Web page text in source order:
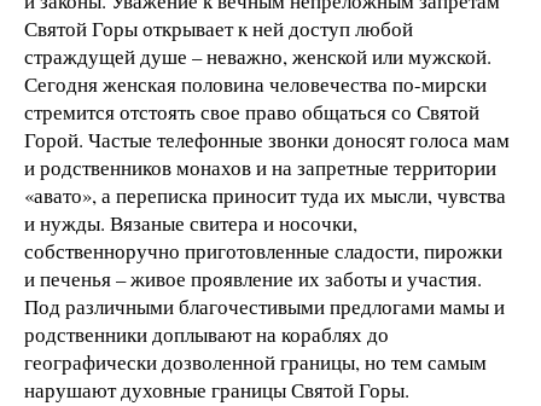
Святой Горы открывает к ней доступ любой
страждущей душе – неважно, женской или мужской.
Сегодня женская половина человечества по-мирски
стремится отстоять свое право общаться со Святой
Горой. Частые телефонные звонки доносят голоса мам
и родственников монахов и на запретные территории
«авато», а переписка приносит туда их мысли, чувства
и нужды. Вязаные свитера и носочки,
собственноручно приготовленные сладости, пирожки
и печенья – живое проявление их заботы и участия.
Под различными благочестивыми предлогами мамы и
родственники доплывают на кораблях до
географически дозволенной границы, но тем самым
нарушают духовные границы Святой Горы.